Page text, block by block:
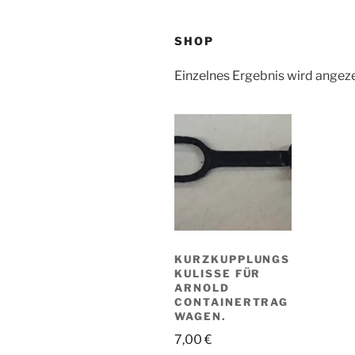
SHOP
Einzelnes Ergebnis wird
KURZKUPPLUNGS
KULISSE FÜR
ARNOLD
CONTAINERTRAG
WAGEN.
7,00€